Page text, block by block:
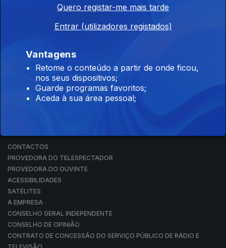
RTP PLAY
EM DIRETO
REVER PROGRAMAS
CONCURSOS
CONTACTOS
PROVEDORA DO TELESPECTADOR
PROVEDORA DO OUVINTE
ACESSIBILIDADES
SATÉLITES
A EMPRESA
CONSELHO GERAL INDEPENDENTE
CONSELHO DE OPINIÃO
CONTRATO DE CONCESSÃO DO SERVIÇO PÚBLICO DE RÁDIO E
Quero registar-me mais tarde
Entrar (utilizadores registados)
Vantagens
Retome o conteúdo a partir de onde ficou,
nos seus dispositivos;
Guarde programas favoritos;
Aceda à sua área pessoal;